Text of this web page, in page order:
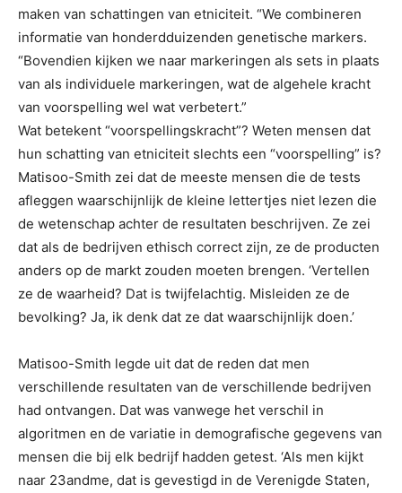
maken van schattingen van etniciteit. “We combineren
informatie van honderdduizenden genetische markers.
“Bovendien kijken we naar markeringen als sets in plaats
van als individuele markeringen, wat de algehele kracht
van voorspelling wel wat verbetert.”
Wat betekent “voorspellingskracht”? Weten mensen dat
hun schatting van etniciteit slechts een “voorspelling” is?
Matisoo-Smith zei dat de meeste mensen die de tests
afleggen waarschijnlijk de kleine lettertjes niet lezen die
de wetenschap achter de resultaten beschrijven. Ze zei
dat als de bedrijven ethisch correct zijn, ze de producten
anders op de markt zouden moeten brengen. ‘Vertellen
ze de waarheid? Dat is twijfelachtig. Misleiden ze de
bevolking? Ja, ik denk dat ze dat waarschijnlijk doen.’
Matisoo-Smith legde uit dat de reden dat men
verschillende resultaten van de verschillende bedrijven
had ontvangen. Dat was vanwege het verschil in
algoritmen en de variatie in demografische gegevens van
mensen die bij elk bedrijf hadden getest. ‘Als men kijkt
naar 23andme, dat is gevestigd in de Verenigde Staten,